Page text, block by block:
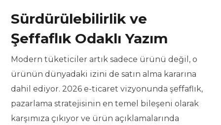
Sürdürülebilirlik ve
Şeffaflık Odaklı Yazım
Modern tüketiciler artık sadece ürünü değil, o
ürünün dünyadaki izini de satın alma kararına
dahil ediyor. 2026 e-ticaret vizyonunda şeffaflık,
pazarlama stratejisinin en temel bileşeni olarak
karşımıza çıkıyor ve ürün açıklamalarında